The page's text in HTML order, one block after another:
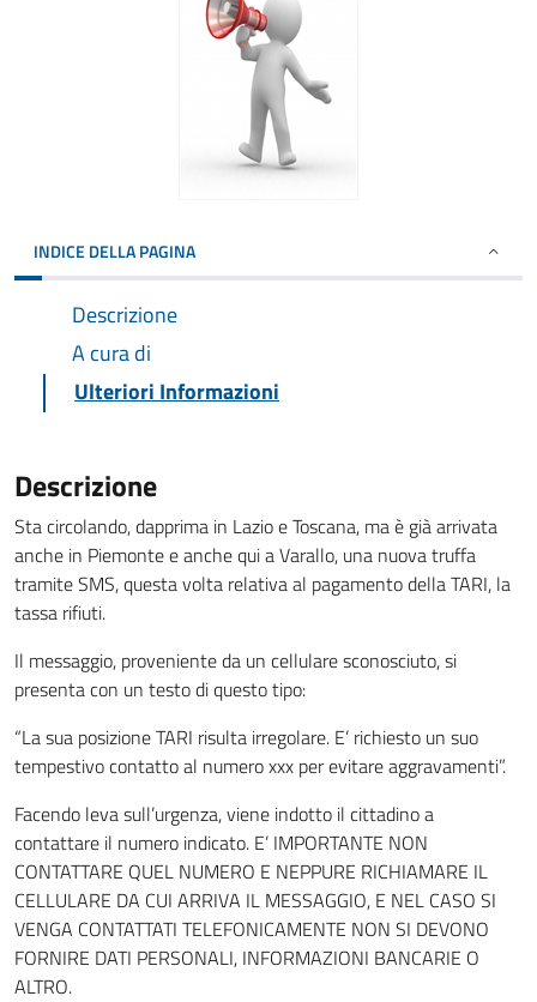
INDICE DELLA PAGINA
Descrizione
A cura di
Ulteriori Informazioni
Descrizione
Sta circolando, dapprima in Lazio e Toscana, ma è già arrivata
anche in Piemonte e anche qui a Varallo, una nuova truffa
tramite SMS, questa volta relativa al pagamento della TARI, la
tassa rifiuti.
Il messaggio, proveniente da un cellulare sconosciuto, si
presenta con un testo di questo tipo:
“La sua posizione TARI risulta irregolare. E’ richiesto un suo
tempestivo contatto al numero xxx per evitare aggravamenti”.
Facendo leva sull’urgenza, viene indotto il cittadino a
contattare il numero indicato. E’ IMPORTANTE NON
CONTATTARE QUEL NUMERO E NEPPURE RICHIAMARE IL
CELLULARE DA CUI ARRIVA IL MESSAGGIO, E NEL CASO SI
VENGA CONTATTATI TELEFONICAMENTE NON SI DEVONO
FORNIRE DATI PERSONALI, INFORMAZIONI BANCARIE O
ALTRO.